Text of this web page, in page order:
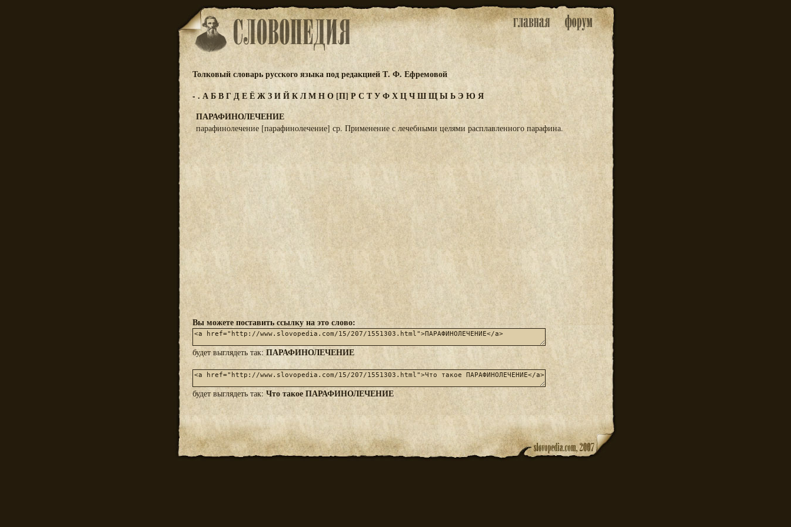
Толковый словарь русского языка под редакцией Т. Ф. Ефремовой
-. АБВГДЕЁЖЗИЙКЛМНО [П] Р С ТУФХЦЧШЩЫЬ Э Ю Я
ПАРАФИНОЛЕЧЕНИЕ
парафинолечение [парафинолечение] ср. Применение с лечебными целями расплавленного парафина.
Вы можете поставить ссылку на это слово:
будет выглядеть так:ПАРАФИНОЛЕЧЕНИЕ
будет выглядеть так: Что такое ПАРАФИНОЛЕЧЕНИЕ